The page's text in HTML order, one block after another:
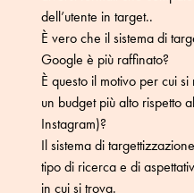
dell’utente in target..
È vero che il sistema di
Google è più raffinato?
È questo il motivo per cui
un budget più alto rispetto
Instagram)?
Il sistema di
tipo di ricerca e di
in cui si trova.